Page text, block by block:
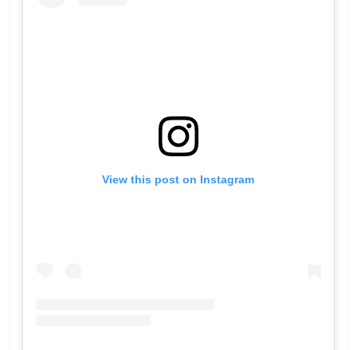
View this post on Instagram